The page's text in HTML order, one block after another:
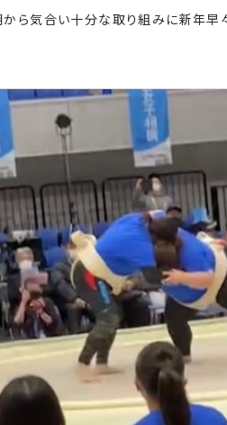
から気合い十分な取り組みに新年早